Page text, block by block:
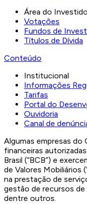
Área do
Votações
Fundos de
Títulos de Dívida
Conteúdo
Institucional
Informações
Tarifas
Portal do
Ouvidoria
Canal de
Algumas empresas
financeiras
Brasil (“BCB”) e
de Valores Mobiliários
na prestação de
gestão de recursos
dentre outros.